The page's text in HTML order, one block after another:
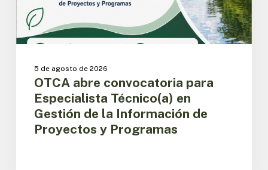
Información
de
Programas
5 de agosto de 2026
OTCA abre convocatoria para
Especialista Técnico(a) en
Gestión de la Información de
Proyectos y Programas